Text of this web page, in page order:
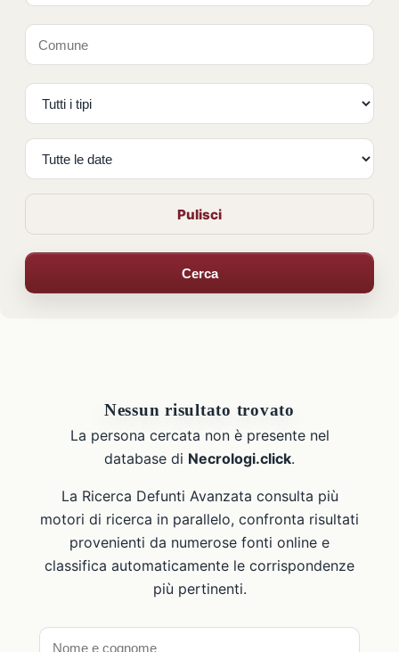
Pulisci
Cerca
Nessun risultato trovato
La persona cercata non è presente nel
database di Necrologi.click.
La Ricerca Defunti Avanzata consulta più
motori di ricerca in parallelo, confronta risultati
provenienti da numerose fonti online e
classifica automaticamente le corrispondenze
più pertinenti.